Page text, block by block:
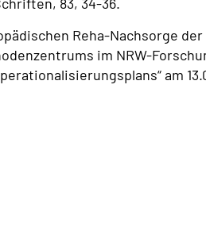
Reha-Nachsorge
im NRW-
am